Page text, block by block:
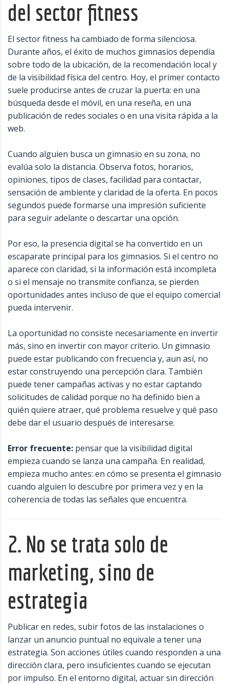
del sector fitness
El sector fitness ha cambiado de forma silenciosa.
Durante años, el éxito de muchos gimnasios dependía
sobre todo de la ubicación, de la recomendación local y
de la visibilidad física del centro. Hoy, el primer contacto
suele producirse antes de cruzar la puerta: en una
búsqueda desde el móvil, en una reseña, en una
publicación de redes sociales o en una visita rápida a la
web.
Cuando alguien busca un gimnasio en su zona, no
evalúa solo la distancia. Observa fotos, horarios,
opiniones, tipos de clases, facilidad para contactar,
sensación de ambiente y claridad de la oferta. En pocos
segundos puede formarse una impresión suficiente
para seguir adelante o descartar una opción.
Por eso, la presencia digital se ha convertido en un
escaparate principal para los gimnasios. Si el centro no
aparece con claridad, si la información está incompleta
o si el mensaje no transmite confianza, se pierden
oportunidades antes incluso de que el equipo comercial
pueda intervenir.
La oportunidad no consiste necesariamente en invertir
más, sino en invertir con mayor criterio. Un gimnasio
puede estar publicando con frecuencia y, aun así, no
estar construyendo una percepción clara. También
puede tener campañas activas y no estar captando
solicitudes de calidad porque no ha definido bien a
quién quiere atraer, qué problema resuelve y qué paso
debe dar el usuario después de interesarse.
Error frecuente: pensar que la visibilidad digital
empieza cuando se lanza una campaña. En realidad,
empieza mucho antes: en cómo se presenta el gimnasio
cuando alguien lo descubre por primera vez y en la
coherencia de todas las señales que encuentra.
2. No se trata solo de
marketing, sino de
estrategia
Publicar en redes, subir fotos de las instalaciones o
lanzar un anuncio puntual no equivale a tener una
estrategia. Son acciones útiles cuando responden a una
dirección clara, pero insuficientes cuando se ejecutan
por impulso. En el entorno digital, actuar sin dirección